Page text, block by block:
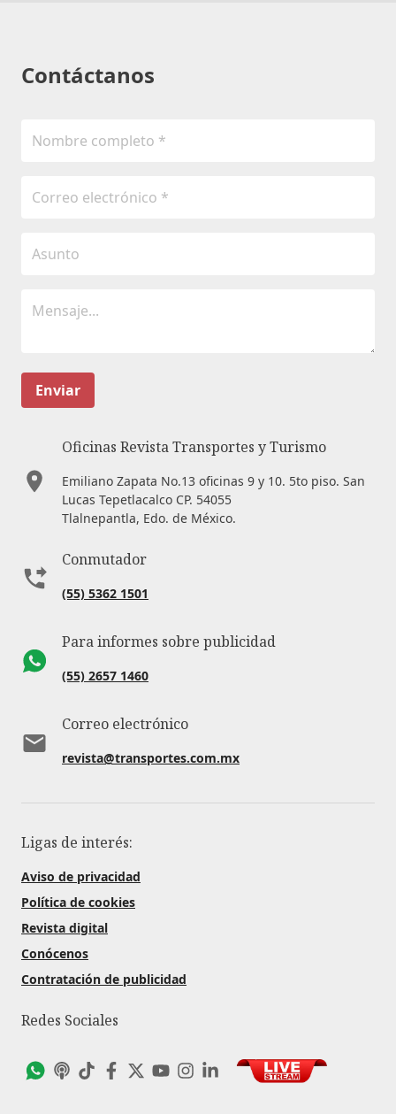
Contáctanos
Enviar
Oficinas Revista Transportes y Turismo
Emiliano Zapata No.13 oficinas 9 y 10. 5to piso. San
Lucas Tepetlacalco CP. 54055
Tlalnepantla, Edo. de México.
Conmutador
(55) 5362 1501
Para informes sobre publicidad
(55) 2657 1460
Correo electrónico
revista@transportes.com.mx
Ligas de interés:
Aviso de privacidad
Política de cookies
Revista digital
Conócenos
Contratación de publicidad
Redes Sociales